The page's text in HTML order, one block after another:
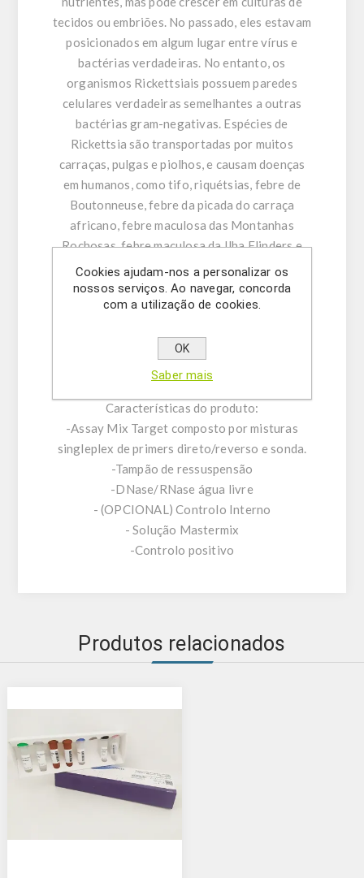
tecidos ou embriões. No passado, eles estavam
posicionados em algum lugar entre vírus e
bactérias verdadeiras. No entanto, os
organismos Rickettsiais possuem paredes
celulares verdadeiras semelhantes a outras
bactérias gram-negativas. Espécies de
Rickettsia são transportadas por muitos
carraças, pulgas e piolhos, e causam doenças
em humanos, como tifo, riquétsias, febre de
Boutonneuse, febre da picada do carraça
africano, febre maculosa das Montanhas
Rochosas, febre maculosa da Ilha Flinders e
tifo do carraça de Queensland (Tick Typhus
australiano) . Eles também têm sido associados
a uma série de doenças de plantas. Apesar do
causa raquitismo, que é resultado da
deficiência de vitamina D.
Características do produto:
-Assay Mix Target composto por misturas
singleplex de primers direto/reverso e sonda.
-Tampão de ressuspensão
-DNase/RNase água livre
- (OPCIONAL) Controlo Interno
- Solução Mastermix
-Controlo positivo
Produtos relacionados
Cookies ajudam-nos a personalizar os
nossos serviços. Ao navegar, concorda
com a utilização de cookies.
OK
Saber mais